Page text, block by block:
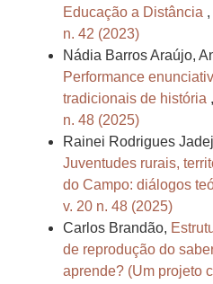
Educação a Distância ,
n. 42 (2023)
Nádia Barros Araújo,
Performance
tradicionais de história ,
n. 48 (2025)
Rainei Rodrigues
Juventudes rurais,
do Campo: diálogos
v. 20 n. 48 (2025)
Carlos Brandão,
de reprodução do
aprende? (Um projeto